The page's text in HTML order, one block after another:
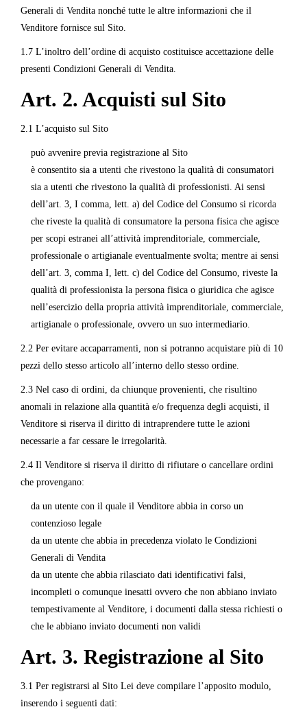
Generali di Vendita nonché tutte le altre informazioni che il
Venditore fornisce sul Sito.
1.7 L’inoltro dell’ordine di acquisto costituisce accettazione delle
presenti Condizioni Generali di Vendita.
Art. 2. Acquisti sul Sito
2.1 L’acquisto sul Sito
può avvenire previa registrazione al Sito
è consentito sia a utenti che rivestono la qualità di consumatori
sia a utenti che rivestono la qualità di professionisti. Ai sensi
dell’art. 3, I comma, lett. a) del Codice del Consumo si ricorda
che riveste la qualità di consumatore la persona fisica che agisce
per scopi estranei all’attività imprenditoriale, commerciale,
professionale o artigianale eventualmente svolta; mentre ai sensi
dell’art. 3, comma I, lett. c) del Codice del Consumo, riveste la
qualità di professionista la persona fisica o giuridica che agisce
nell’esercizio della propria attività imprenditoriale, commerciale,
artigianale o professionale, ovvero un suo intermediario.
2.2 Per evitare accaparramenti, non si potranno acquistare più di 10
pezzi dello stesso articolo all’interno dello stesso ordine.
2.3 Nel caso di ordini, da chiunque provenienti, che risultino
anomali in relazione alla quantità e/o frequenza degli acquisti, il
Venditore si riserva il diritto di intraprendere tutte le azioni
necessarie a far cessare le irregolarità.
2.4 Il Venditore si riserva il diritto di rifiutare o cancellare ordini
che provengano:
da un utente con il quale il Venditore abbia in corso un
contenzioso legale
da un utente che abbia in precedenza violato le Condizioni
Generali di Vendita
da un utente che abbia rilasciato dati identificativi falsi,
incompleti o comunque inesatti ovvero che non abbiano inviato
tempestivamente al Venditore, i documenti dalla stessa richiesti o
che le abbiano inviato documenti non validi
Art. 3. Registrazione al Sito
3.1 Per registrarsi al Sito Lei deve compilare l’apposito modulo,
inserendo i seguenti dati: